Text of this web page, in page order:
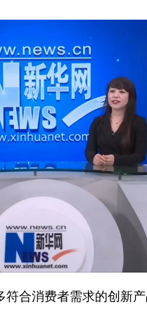
消费者需求的创新产